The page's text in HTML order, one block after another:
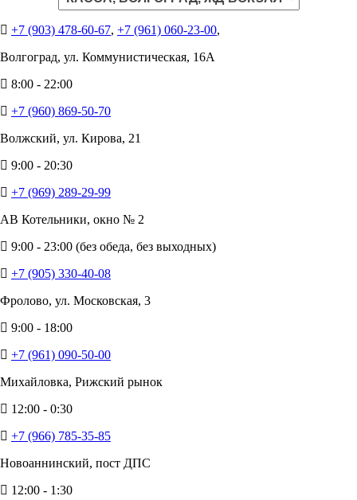
+7 (903) 478-60-67, +7 (961) 060-23-00,
Волгоград, ул. Коммунистическая, 16А
8:00 - 22:00
+7 (960) 869-50-70
Волжский, ул. Кирова, 21
9:00 - 20:30
+7 (969) 289-29-99
АВ Котельники, окно № 2
9:00 - 23:00 (без обеда, без выходных)
+7 (905) 330-40-08
Фролово, ул. Московская, 3
9:00 - 18:00
+7 (961) 090-50-00
Михайловка, Рижский рынок
12:00 - 0:30
+7 (966) 785-35-85
Новоаннинский, пост ДПС
12:00 - 1:30